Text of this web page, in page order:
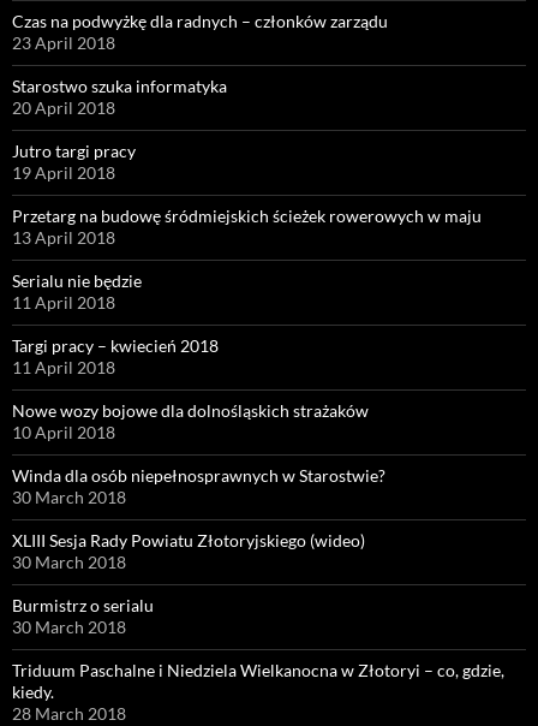
Czas na podwyżkę dla radnych – członków zarządu
23 April 2018
Starostwo szuka informatyka
20 April 2018
Jutro targi pracy
19 April 2018
Przetarg na budowę śródmiejskich ścieżek rowerowych w maju
13 April 2018
Serialu nie będzie
11 April 2018
Targi pracy – kwiecień 2018
11 April 2018
Nowe wozy bojowe dla dolnośląskich strażaków
10 April 2018
Winda dla osób niepełnosprawnych w Starostwie?
30 March 2018
XLIII Sesja Rady Powiatu Złotoryjskiego (wideo)
30 March 2018
Burmistrz o serialu
30 March 2018
Triduum Paschalne i Niedziela Wielkanocna w Złotoryi – co, gdzie,
kiedy.
28 March 2018